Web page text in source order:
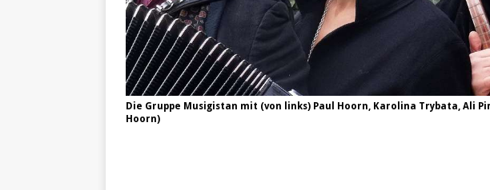
Die Gruppe Musigistan mit (von links) Paul Hoorn, Karolina Trybata, Ali
Hoorn)